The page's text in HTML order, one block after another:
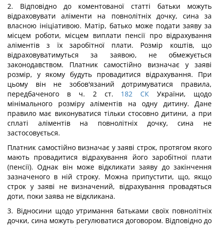
2. Відповідно до коментованої статті батьки можуть
відраховувати аліменти на повнолітніх дочку, сина за
власною ініціативою. Матір, батько може подати заяву за
місцем роботи, місцем виплати пенсії про відрахування
аліментів з їх заробітної плати. Розмір коштів, що
відраховуватимуться за заявою, не обмежується
законодавством. Платник самостійно визначає у заяві
розмір, у якому будуть провадитися відрахування. При
цьому він не зобов'язаний дотримуватися правила,
передбаченого в ч. 2 ст. 182 СК України, щодо
мінімального розміру аліментів на одну дитину. Дане
правило має виконуватися тільки стосовно дитини, а при
сплаті аліментів на повнолітніх дочку, сина не
застосовується.
Платник самостійно визначає у заяві строк, протягом якого
мають провадитися відрахування його заробітної плати
(пенсії). Однак він може відкликати заяву до закінчення
зазначеного в ній строку. Можна припустити, що, якщо
строк у заяві не визначений, відрахування провадяться
доти, поки заява не відкликана.
3. Відносини щодо утримання батьками своїх повнолітніх
дочки, сина можуть регулюватися договором. Відповідно до